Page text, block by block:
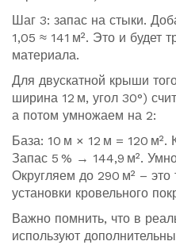
Шаг 3: запас на стыки.
1,05 ≈ 141 м². Это и будет
материала.
Для двускатной крыши
ширина 12 м, угол 30°)
а потом умножаем на 2:
База: 10 м × 12 м = 120 м².
Запас 5 % → 144,9 м².
Округляем до 290 м² – это
установки кровельного
Важно помнить, что в
используют